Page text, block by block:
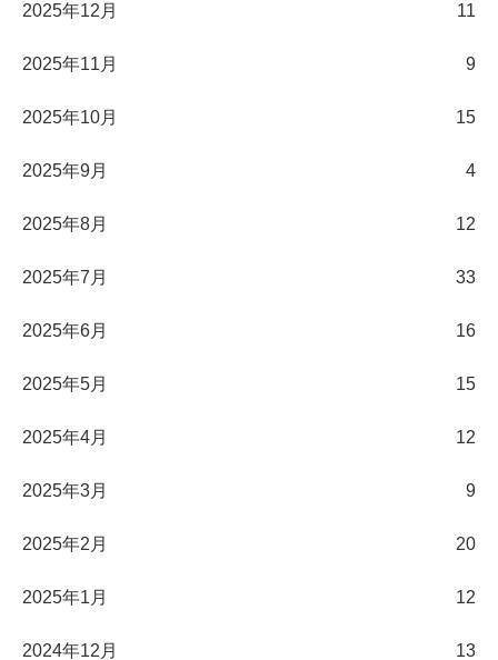
2025年12月 11
2025年11月 9
2025年10月 15
2025年9月 4
2025年8月 12
2025年7月 33
2025年6月 16
2025年5月 15
2025年4月 12
2025年3月 9
2025年2月 20
2025年1月 12
2024年12月 13